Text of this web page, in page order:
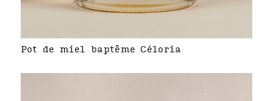
Pot de miel baptême Céloria